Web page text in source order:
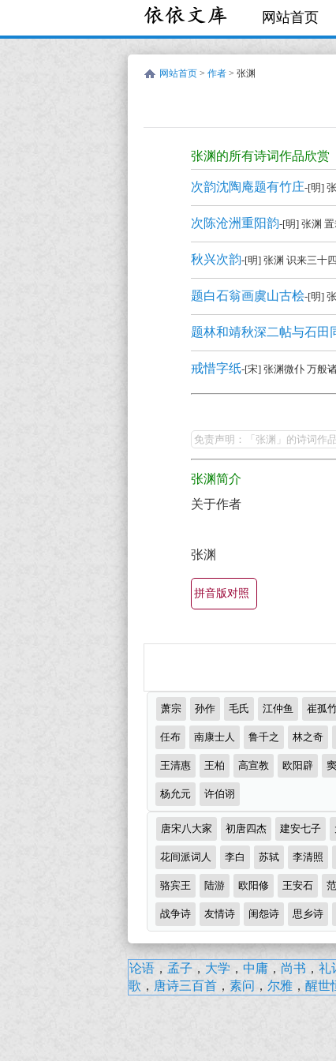
网站首页
网站首页 > 作者 > 张渊
张
张渊的所有诗词作品欣赏
次韵沈陶庵题有竹庄-[明]
次陈沧洲重阳韵-[明] 张渊
秋兴次韵-[明] 张渊 识来三十
题白石翁画虞山古桧-[明]
题林和靖秋深二帖与石田
戒惜字纸-[宋] 张渊微仆 万般
渊
的
最
美
有
名
诗
大
全
（精
首）
免责声明：「张渊」的诗词作
张渊简介
关于作者
张渊
拼音版对照
推
荐
作
者
萧宗 孙作 毛氏 江仲鱼 崔孤
任布 南康士人 鲁千之 林之奇
王清惠 王柏 高宣教 欧阳辟
杨允元 许伯诩
诗
词
分
类
唐宋八大家 初唐四杰 建安七子
花间派词人 李白 苏轼 李清照
骆宾王 陆游 欧阳修 王安石
战争诗 友情诗 闺怨诗 思乡诗
张
渊
论语 ， 孟子 ， 大学 ， 中庸 ， 尚书 ， 礼
歌 ， 唐诗三百首 ， 素问 ， 尔雅 ， 醒世